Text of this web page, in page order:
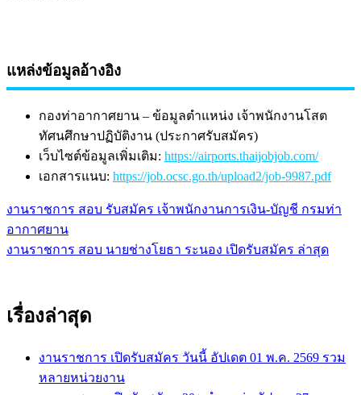
แหล่งข้อมูลอ้างอิง
กองท่าอากาศยาน – ข้อมูลตำแหน่ง เจ้าพนักงานโสต
ทัศนศึกษาปฏิบัติงาน (ประกาศรับสมัคร)
เว็บไซต์ข้อมูลเพิ่มเติม: https://airports.thaijobjob.com/
เอกสารแนบ: https://job.ocsc.go.th/upload2/job-9987.pdf
แนะแนว
เรื่อง
งานราชการ สอบ รับสมัคร เจ้าพนักงานการเงิน-บัญชี กรมท่า
อากาศยาน
งานราชการ สอบ นายช่างโยธา ระนอง เปิดรับสมัคร ล่าสุด
เรื่องล่าสุด
งานราชการ เปิดรับสมัคร วันนี้ อัปเดต 01 พ.ค. 2569 รวม
หลายหน่วยงาน